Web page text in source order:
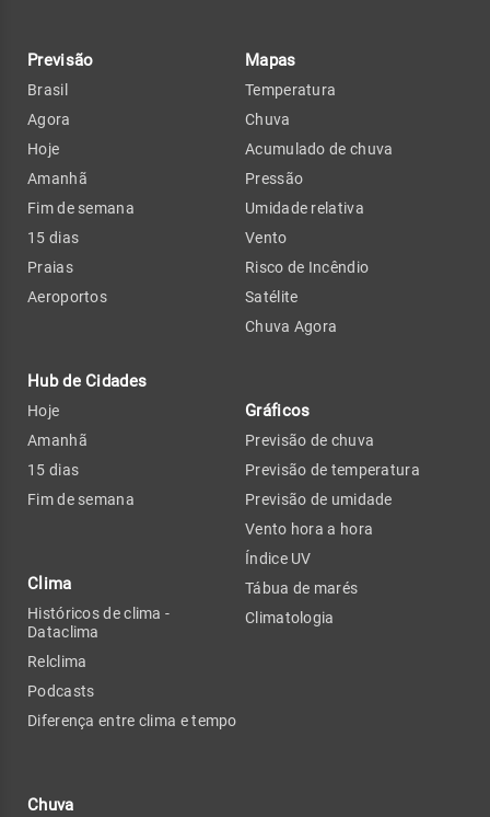
Previsão
Brasil
Agora
Hoje
Amanhã
Fim de semana
15 dias
Praias
Aeroportos
Hub de Cidades
Hoje
Amanhã
15 dias
Fim de semana
Clima
Históricos de clima -
Dataclima
Relclima
Podcasts
Diferença entre clima e tempo
Chuva
Mapas
Temperatura
Chuva
Acumulado de chuva
Pressão
Umidade relativa
Vento
Risco de Incêndio
Satélite
Chuva Agora
Gráficos
Previsão de chuva
Previsão de temperatura
Previsão de umidade
Vento hora a hora
Índice UV
Tábua de marés
Climatologia